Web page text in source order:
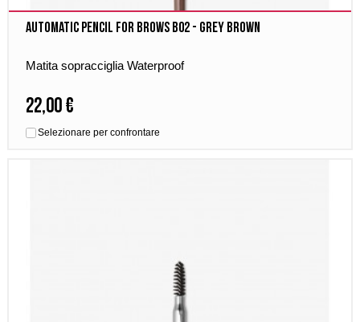
Automatic Pencil for brows B02 - Grey Brown
Matita sopracciglia Waterproof
22,00 €
Selezionare per confrontare